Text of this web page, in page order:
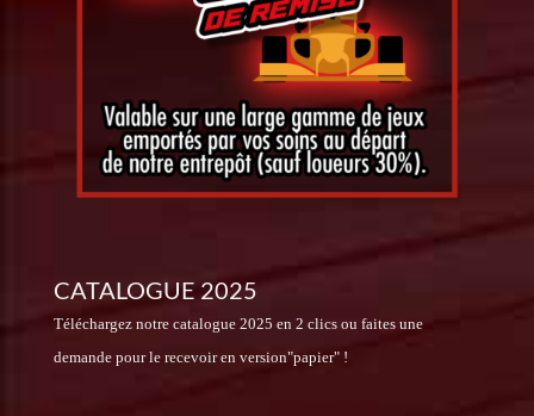
CATALOGUE 2025
Téléchargez notre catalogue 2025 en 2 clics ou faites une
demande pour le recevoir en version"papier" !